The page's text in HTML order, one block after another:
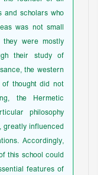
and scholars who
was not small
were mostly
their study of
the western
of thought did not
the Hermetic
philosophy
greatly influenced
Accordingly,
this school could
features of